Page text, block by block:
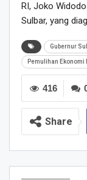
RI, Joko
Sulbar, yang
Gubernur
Pemulihan Ekonomi
416
Share